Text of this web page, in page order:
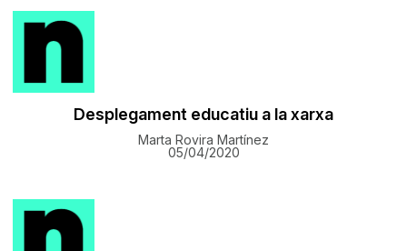
Desplegament educatiu a la xarxa
Marta Rovira Martínez
05/04/2020